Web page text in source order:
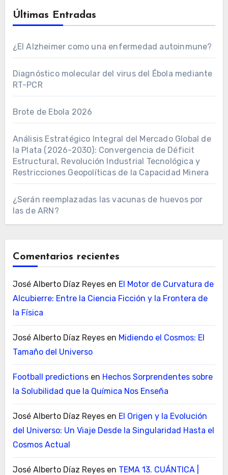
Últimas Entradas
¿El Alzheimer como una enfermedad autoinmune?
Diagnóstico molecular del virus del Ébola mediante
RT-PCR
Brote de Ebola 2026
Análisis Estratégico Integral del Mercado Global de
la Plata (2026-2030): Convergencia de Déficit
Estructural, Revolución Industrial Tecnológica y
Restricciones Geopolíticas de la Capacidad Minera
¿Serán reemplazadas las vacunas de huevos por
las de ARN?
Comentarios recientes
José Alberto Díaz Reyesen El Motor de Curvatura de
Alcubierre: Entre la Ciencia Ficción y la Frontera de
la Física
José Alberto Díaz Reyesen Midiendo el Cosmos: El
Tamaño del Universo
Football predictionsen Hechos Sorprendentes sobre
la Solubilidad que la Química Nos Enseña
José Alberto Díaz Reyesen El Origen y la Evolución
del Universo: Un Viaje Desde la Singularidad Hasta el
Cosmos Actual
José Alberto Díaz Reyesen TEMA 13. CUÁNTICA |